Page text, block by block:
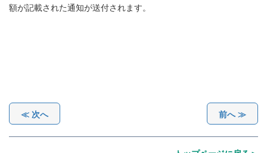
額が記載された通知が送付されます。
≪ 次へ 前へ ≫